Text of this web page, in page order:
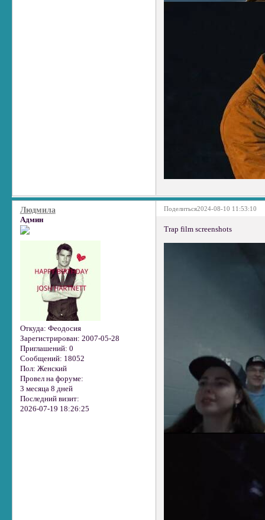
Поделиться2024-08-10 11:53:10
Людмила
Админ
Откуда: Феодосия
Зарегистрирован: 2007-05-28
Приглашений: 0
Сообщений: 18052
Пол: Женский
Провел на форуме:
3 месяца 8 дней
Последний визит:
2026-07-19 18:26:25
Trap film screenshots